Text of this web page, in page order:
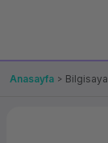
Çözümleri
Ürünler
Anasayfa